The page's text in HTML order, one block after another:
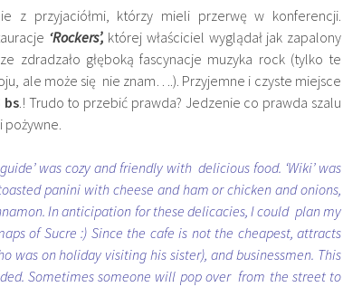
z przyjaciółmi, którzy mieli przerwę w konferencji.
‘Rockers’, której właściciel wyglądał jak zapalony
zdradzało głęboką fascynacje muzyka rock (tylko te
ale może się nie znam….). Przyjemne i czyste miejsce
bs.! Trudo to przebić prawda? Jedzenie co prawda szalu
pożywne.
was cozy and friendly with delicious food. ‘Wiki’ was
panini with cheese and ham or chicken and onions,
In anticipation for these delicacies, I could plan my
of Sucre :) Since the cafe is not the cheapest, attracts
was on holiday visiting his sister), and businessmen. This
Sometimes someone will pop over from the street to